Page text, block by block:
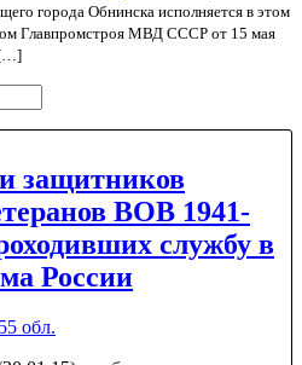
города Обнинска исполняется в этом
Главпромстроя МВД СССР от 15 мая
[…]
защитников
ВОВ 1941-
службу в
России